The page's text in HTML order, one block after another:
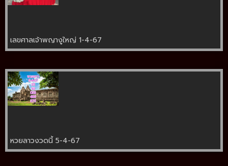
เลขศาลเจ้าพญางูใหญ่ 1-4-67
หวยลาวงวดนี้ 5-4-67